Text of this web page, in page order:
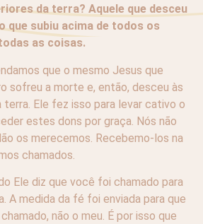
da terra? Aquele que desceu
que subiu acima de todos os
as coisas.
que o mesmo Jesus que
sofreu a morte e, então, desceu às
Ele fez isso para levar cativo o
estes dons por graça. Nós não
os merecemos. Recebemo-los na
chamados.
Ele diz que você foi chamado para
A medida da fé foi enviada para que
chamado, não o meu. É por isso que